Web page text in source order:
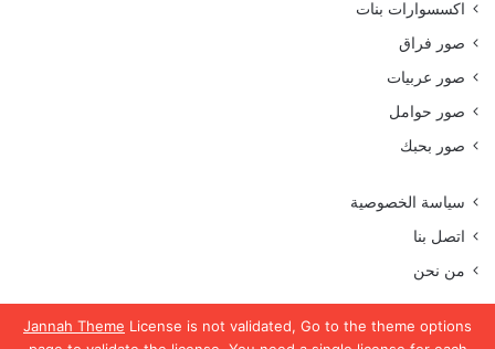
Jannah Theme License is not validated, Go to the theme options
اكسسوارات بنات
صور فراق
صور عربيات
صور حوامل
صور بحبك
سياسة الخصوصية
اتصل بنا
من نحن